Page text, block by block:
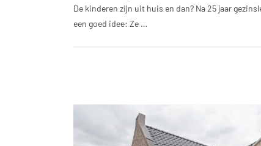
De kinderen zijn uit huis en dan? Na 25 jaar
een goed idee: Ze …